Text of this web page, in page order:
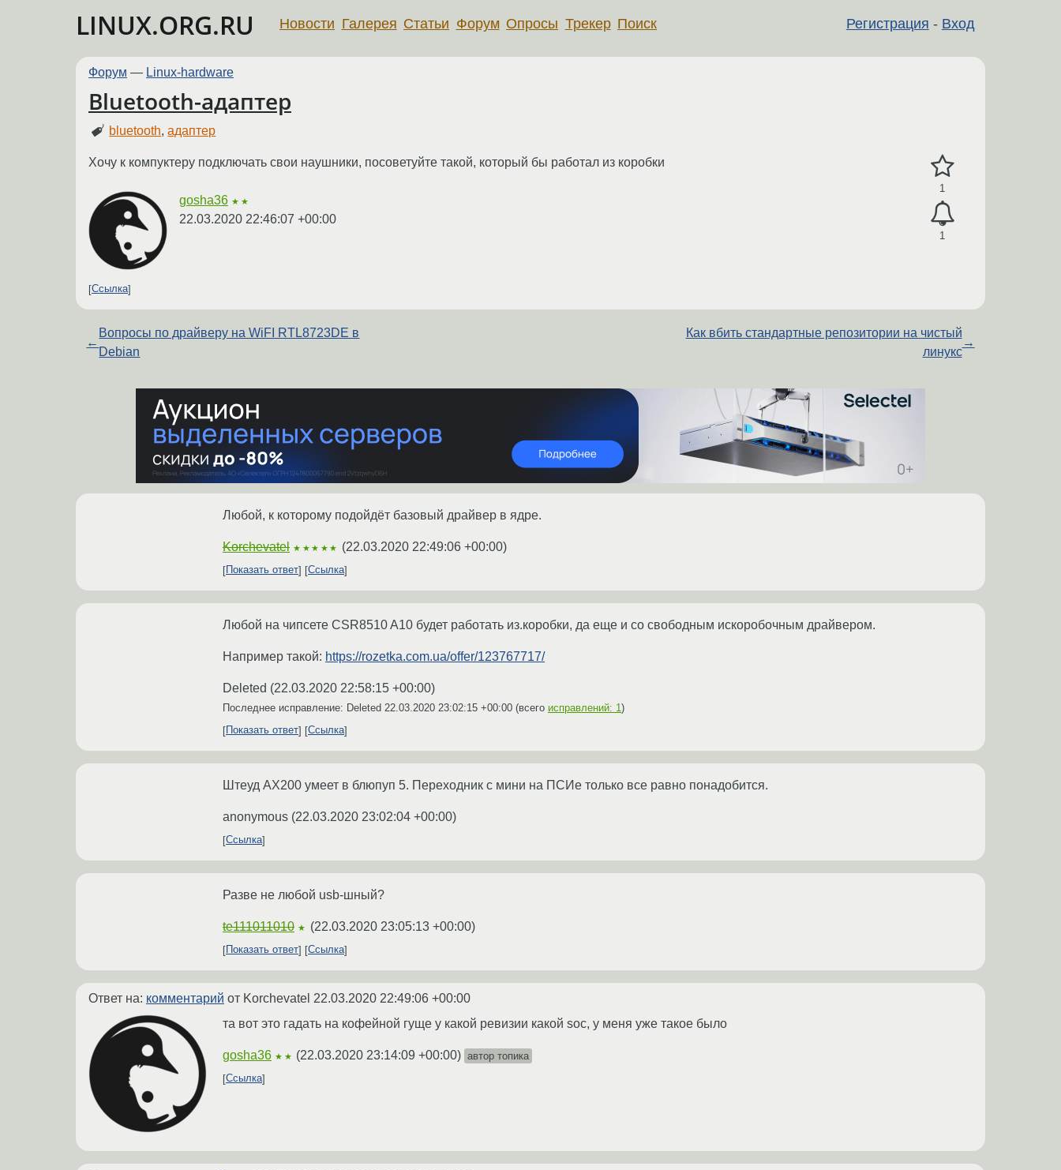
LINUX.ORG.RU Регистрация - Вход
Новости Галерея Статьи Форум Опросы Трекер Поиск
Форум — Linux-hardware
Bluetooth-адаптер
bluetooth,адаптер
1
1
Хочу к компуктеру подключать свои наушники, посоветуйте такой, который бы работал из коробки
gosha36 ★★
22.03.2020 22:46:07 +00:00
Ссылка
←
Вопросы по драйверу на WiFI RTL8723DE в
Debian
Как вбить стандартные репозитории на чистый
линукс
→
Любой, к которому подойдёт базовый драйвер в ядре.
Korchevatel ★★★★★ (22.03.2020 22:49:06 +00:00)
Показать ответ Ссылка
Любой на чипсете CSR8510 A10 будет работать из.коробки, да еще и со свободным искоробочным драйвером.
Например такой: https://rozetka.com.ua/offer/123767717/
Deleted (22.03.2020 22:58:15 +00:00)
Последнее исправление: Deleted 22.03.2020 23:02:15 +00:00 (всего исправлений: 1 )
Показать ответ
Ссылка
Штеуд AX200 умеет в блюпуп 5. Переходник с мини на ПСИе только все равно понадобится.
anonymous (22.03.2020 23:02:04 +00:00)
Ссылка
Разве не любой usb-шный?
te111011010 ★ (22.03.2020 23:05:13 +00:00)
Показать ответ Ссылка
Ответ на: комментарий от Korchevatel 22.03.2020 22:49:06 +00:00
та вот это гадать на кофейной гуще у какой ревизии какой soc, у меня уже такое было
gosha36 ★★ (22.03.2020 23:14:09 +00:00) автор топика
Ссылка